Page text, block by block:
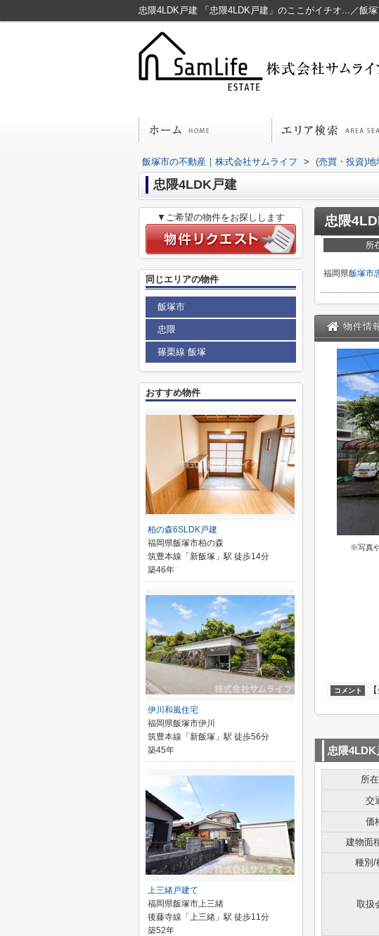
忠隈4LDK戸建 「忠隈4LDK戸建」のここがイチオ...／飯
飯塚市の不動産｜株式会社サムライフ > (売買・投資)地
忠隈4LDK戸建
忠隈
所
福岡県飯塚市
物件情
※写真
コメント
忠隈4LDK
所
交
価
建物面
種別/
取扱
▼ご希望の物件をお探しします
同じエリアの物件
飯塚市
忠隈
篠栗線 飯塚
おすすめ物件
柏の森6SLDK戸建
福岡県飯塚市柏の森
筑豊本線「新飯塚」駅 徒歩14分
築46年
伊川和風住宅
福岡県飯塚市伊川
筑豊本線「新飯塚」駅 徒歩56分
築45年
上三緒戸建て
福岡県飯塚市上三緒
後藤寺線「上三緒」駅 徒歩11分
築52年